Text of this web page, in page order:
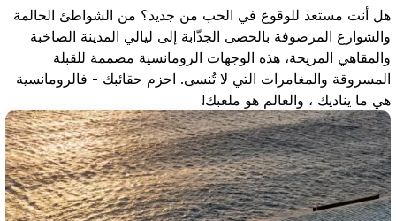
هل أنت مستعد للوقوع في الحب من جديد؟ من الشواطئ الحالمة
والشوارع المرصوفة بالحصى الجذّابة إلى ليالي المدينة الصاخبة
والمقاهي المريحة، هذه الوجهات الرومانسية مصممة للقبلة
المسروقة والمغامرات التي لا تُنسى. احزم حقائبك - فالرومانسية
هي ما يناديك ، والعالم هو ملعبك!